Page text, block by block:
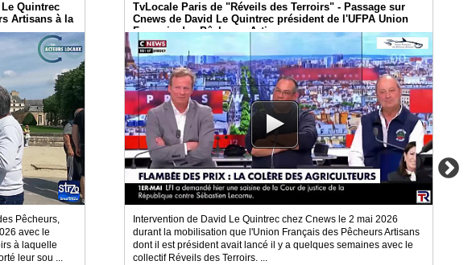
Quintrec
Artisans à la
Pêcheurs,
avec le
à laquelle
leur sou ...
TvLocale Paris de "Réveils des Terroirs" - Passage sur
Cnews de David Le Quintrec président de l'UFPA Union
Français des Pêcheurs Artisans
Intervention de David Le Quintrec chez Cnews le 2 mai 2026
durant la mobilisation que l'Union Français des Pêcheurs Artisans
dont il est président avait lancé il y a quelques semaines avec le
collectif Réveils des Terroirs. ...